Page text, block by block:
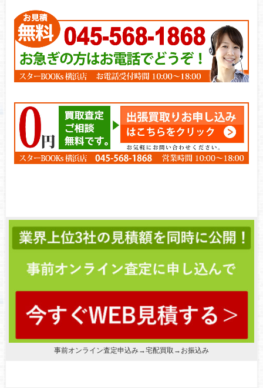
事前オンライン査定申込み→宅配買取→お振込み